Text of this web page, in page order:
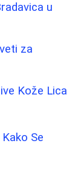
u
za
Kože Lica
Se